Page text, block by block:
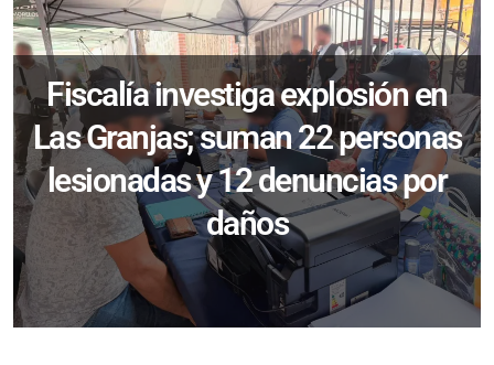
Fiscalía investiga explosión en
Las Granjas; suman 22 personas
lesionadas y 12 denuncias por
daños